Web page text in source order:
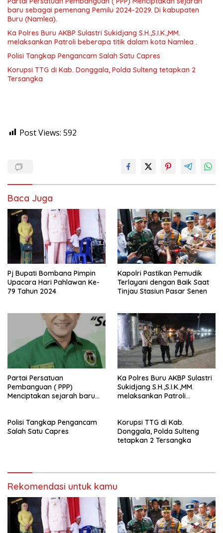
baru sebagai pemenang Pemilu 2024-2029. Di kabupaten
Buru (Namlea).
Ka Polres Buru AKBP Sulastri Sukidjang S.H.,S.I.K.,MM.
melaksankan Patroli beberapa titik dalam kota Namlea .
Polisi Tangkap Pengancam Salah Satu Capres
Korupsi TTG di Kab. Donggala, Polda Sulteng tetapkan 2
Tersangka
Post Views: 592
Baca Juga
Pj Bupati Bombana Pimpin
Upacara Hari Pahlawan Ke-
79 Tahun 2024
Kapolri Pastikan Pemudik
Terlayani dengan Baik Saat
Tinjau Stasiun Pasar Senen
Partai Persatuan
Pembanguan ( PPP)
Menciptakan sejarah baru
Buru (Namlea).
Ka Polres Buru AKBP Sulastri
Sukidjang S.H.,S.I.K.,MM.
melaksankan Patroli
Polisi Tangkap Pengancam
Salah Satu Capres
Korupsi TTG di Kab.
Donggala, Polda Sulteng
tetapkan 2 Tersangka
Rekomendasi untuk kamu